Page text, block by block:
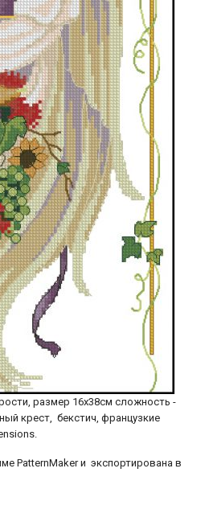
размер 16х38см сложность -
крест, бекстич, французкие
PatternMaker и экспортирована в